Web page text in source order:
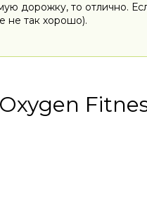
дорожку, то отлично.
не так хорошо).